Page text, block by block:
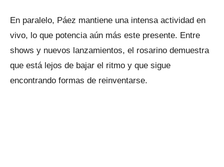
En paralelo, Páez mantiene una intensa actividad en
vivo, lo que potencia aún más este presente. Entre
shows y nuevos lanzamientos, el rosarino demuestra
que está lejos de bajar el ritmo y que sigue
encontrando formas de reinventarse.